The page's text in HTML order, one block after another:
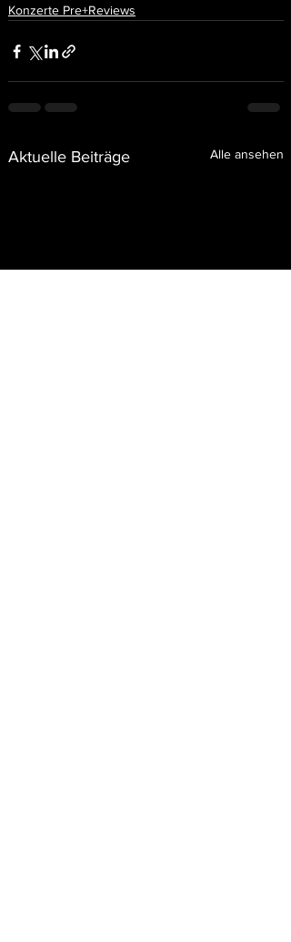
Konzerte Pre+Reviews
Aktuelle Beiträge Alle ansehen